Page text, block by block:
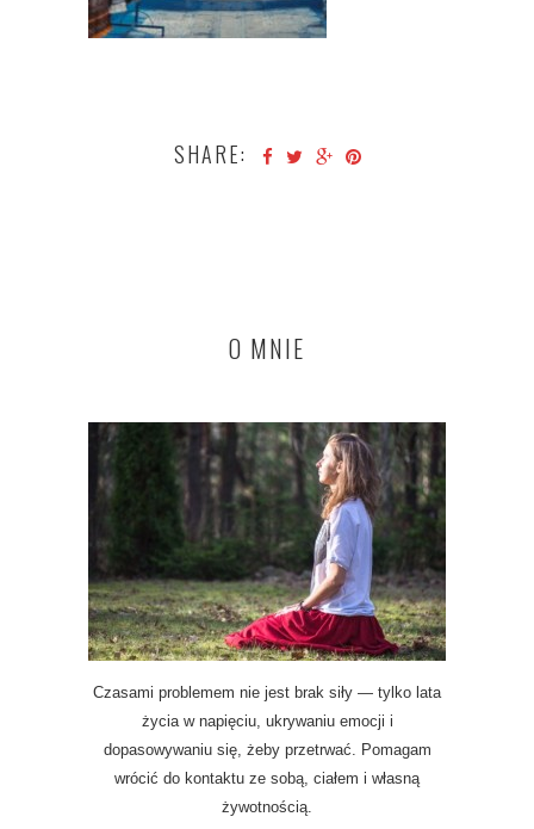
SHARE:
O MNIE
Czasami problemem nie jest brak siły — tylko lata
życia w napięciu, ukrywaniu emocji i
dopasowywaniu się, żeby przetrwać. Pomagam
wrócić do kontaktu ze sobą, ciałem i własną
żywotnością.